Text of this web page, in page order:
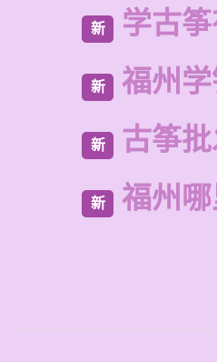
新 学古
新 福州
新 古筝
新 福州